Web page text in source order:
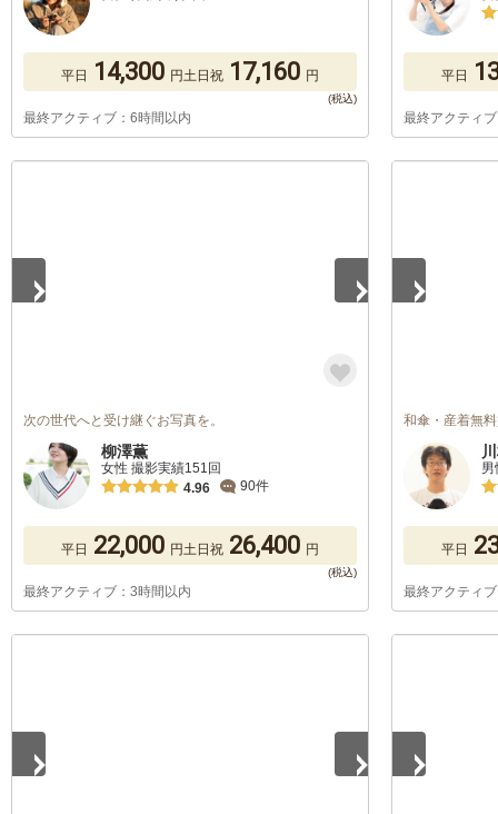
平日 14,300 円土日祝 17,160 円
最終アクティブ：6時間以内
平日
最終アクティ
次の世代へと受け継ぐお写真を。
柳澤薫
女性 撮影実績151回
4.96
90件
平日 22,000 円土日祝 26,400 円
最終アクティブ：3時間以内
和傘・産着無
平日
最終アクティ